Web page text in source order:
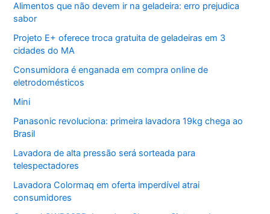
Alimentos que não devem ir na geladeira: erro prejudica
sabor
Projeto E+ oferece troca gratuita de geladeiras em 3
cidades do MA
Consumidora é enganada em compra online de
eletrodomésticos
Mini
Panasonic revoluciona: primeira lavadora 19kg chega ao
Brasil
Lavadora de alta pressão será sorteada para
telespectadores
Lavadora Colormaq em oferta imperdível atrai
consumidores